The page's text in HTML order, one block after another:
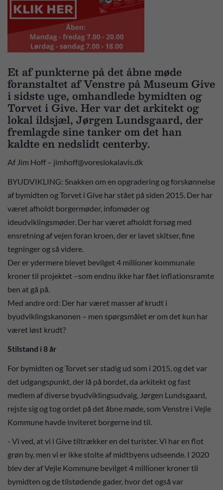
Et af punkterne på det åbne møde
foranstaltet af Venstre på Museum Give
i sidste uge, omhandlede bymidten og
Torvet i Give. Her var det arkitekt og
lokal ildsjæl, Jørgen Lundsgaard, der
fremlagde sine tanker om det han
kaldte en nedslidt centerby.
Af Jim Hoff – jimhoff@voreslokalavis.dk
BYUDVIKLING: Snakken om en opgradering og forskønnelse
af bymidten og Torvet i Give har stået på siden 2015. Der har
været afholdt borgermøder, infomøder og
ideudviklingsmøder. Der har været afholdt forsøg med
ensretning af vejen foran kroen, der er lavet skitser, fine
tegninger og så videre.
Der er ydermere blevet bevilget 4 millioner kommunale
kroner til projektet –som endnu ikke har fået inflationsramte
ben at gå på.
Med andre ord: Der har været masser af krudt i
byudviklingskanonen – men spørgsmålet er om det kun har
været løst krudt?
Stilstand i 8 år
For bymidten og Torvet ser stadig ud som i 2015, og det var
det udgangspunkt, der lå på bordet, da arkitekt og fast
medlem af diverse byudviklingsudvalg, Jørgen Lundsgaard,
rejste sig og tog ordet på det åbne møde, som Venstre i Vejle
Kommune havde inviteret borgerne ind til.
- Vi ved, at vi i Give tiltrækker en del turister. Vi har en flot
grøn by, men vi er ikke stolte af midtbyens udseende. I 2020
blev der af Vejle Kommune bevilget 4 millioner kroner til
bymidten og de tilstødende gader, hvor det også var